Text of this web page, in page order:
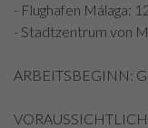
- Flughafen Málaga:
- Stadtzentrum von
ARBEITSBEGINN: